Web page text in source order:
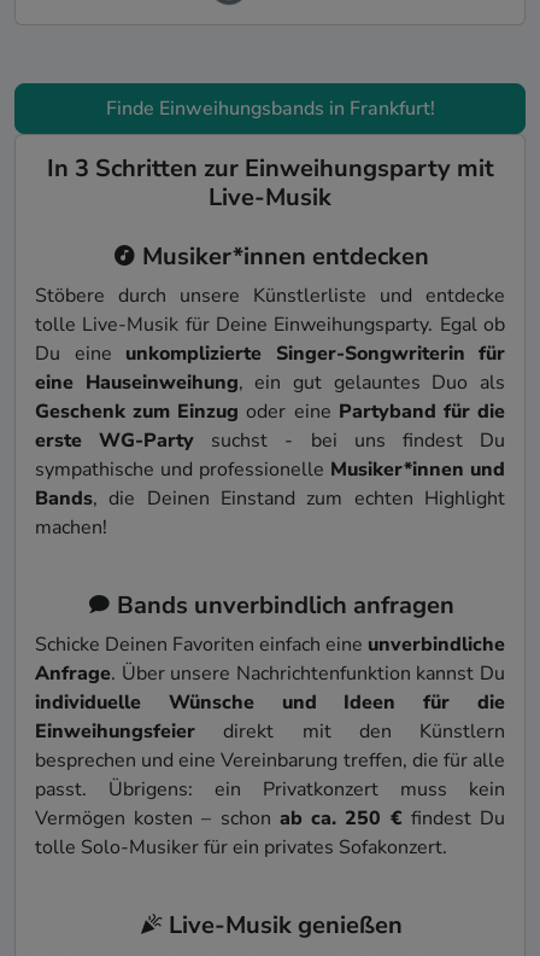
Finde Einweihungsbands in Frankfurt!
In 3 Schritten zur Einweihungsparty mit
Live-Musik
Musiker*innen entdecken
Stöbere durch unsere Künstler­liste und entdecke
tolle Live-Musik für Deine Einweih­ungs­party. Egal ob
Du eine unkomplizierte Singer-Songwriterin für
eine Haus­einweihung, ein gut gelauntes Duo als
Geschenk zum Einzug oder eine Partyband für die
erste WG-Party suchst - bei uns findest Du
sympathische und professionelle Musik­er*innen und
Bands, die Deinen Einstand zum echten Highlight
machen!
Bands unverbindlich anfragen
Schicke Deinen Favoriten einfach eine unverbindliche
Anfrage. Über unsere Nach­richten­funktion kannst Du
individuelle Wünsche und Ideen für die
Einweihungs­feier direkt mit den Künstlern
besprechen und eine Ver­einbarung treffen, die für alle
passt. Übrigens: ein Privat­konzert muss kein
Vermögen kosten – schon ab ca. 250 € findest Du
tolle Solo-Musiker für ein privates Sofakonzert.
Live-Musik genießen